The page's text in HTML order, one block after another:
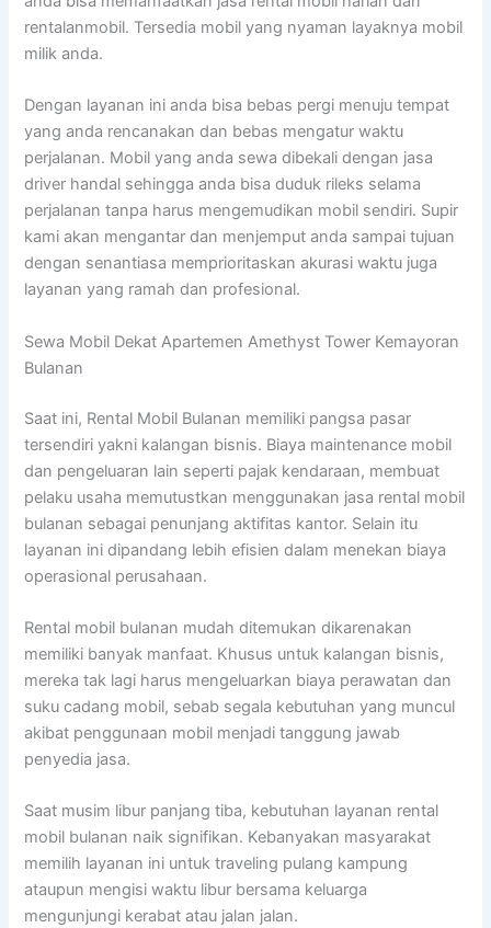
rentalanmobil. Tersedia mobil yang nyaman layaknya mobil
milik anda.
Dengan layanan ini anda bisa bebas pergi menuju tempat
yang anda rencanakan dan bebas mengatur waktu
perjalanan. Mobil yang anda sewa dibekali dengan jasa
driver handal sehingga anda bisa duduk rileks selama
perjalanan tanpa harus mengemudikan mobil sendiri. Supir
kami akan mengantar dan menjemput anda sampai tujuan
dengan senantiasa memprioritaskan akurasi waktu juga
layanan yang ramah dan profesional.
Sewa Mobil Dekat Apartemen Amethyst Tower Kemayoran
Bulanan
Saat ini, Rental Mobil Bulanan memiliki pangsa pasar
tersendiri yakni kalangan bisnis. Biaya maintenance mobil
dan pengeluaran lain seperti pajak kendaraan, membuat
pelaku usaha memutustkan menggunakan jasa rental mobil
bulanan sebagai penunjang aktifitas kantor. Selain itu
layanan ini dipandang lebih efisien dalam menekan biaya
operasional perusahaan.
Rental mobil bulanan mudah ditemukan dikarenakan
memiliki banyak manfaat. Khusus untuk kalangan bisnis,
mereka tak lagi harus mengeluarkan biaya perawatan dan
suku cadang mobil, sebab segala kebutuhan yang muncul
akibat penggunaan mobil menjadi tanggung jawab
penyedia jasa.
Saat musim libur panjang tiba, kebutuhan layanan rental
mobil bulanan naik signifikan. Kebanyakan masyarakat
memilih layanan ini untuk traveling pulang kampung
ataupun mengisi waktu libur bersama keluarga
mengunjungi kerabat atau jalan jalan.